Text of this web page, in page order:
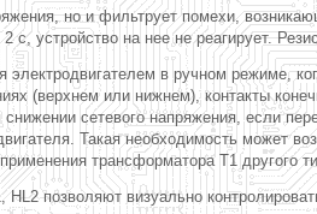
но и фильтрует помехи,
с, устройство на нее не реагирует.
в ручном режиме,
(верхнем или нижнем), контакты
сетевого напряжения, если
Такая необходимость может
применения трансформатора Т1 другого
HL2 позволяют визуально